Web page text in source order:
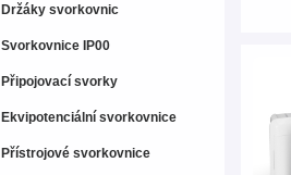
Držáky svorkovnic
Svorkovnice IP00
Připojovací svorky
Ekvipotenciální svorkovnice
Přístrojové svorkovnice